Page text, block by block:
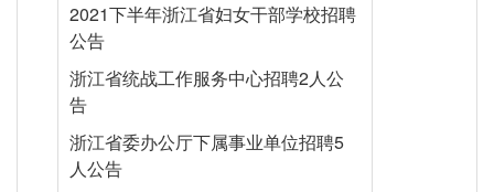
2021下半年浙江省妇女干部学校招聘
公告
浙江省统战工作服务中心招聘2人公
告
浙江省委办公厅下属事业单位招聘5
人公告